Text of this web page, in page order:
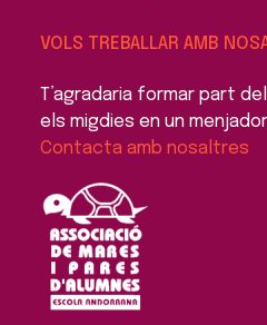
VOLS TREBALLAR AMB
T’agradaria formar part
els migdies en un
Contacta amb nosaltres